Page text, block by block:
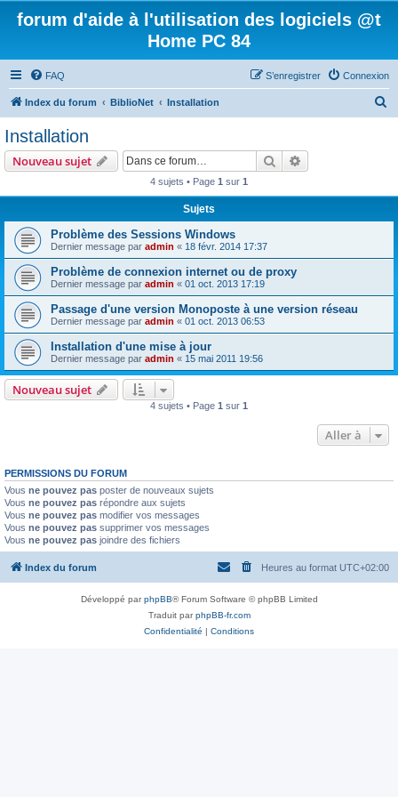
forum d'aide à l'utilisation des logiciels @t
Home PC 84
FAQ Connexion
S’enregistrer
Index du forum BiblioNet Installation
r
Installation
Nouveau sujet Rechercher
4 sujets • Page 1 sur 1
Sujets
Problème des Sessions Windows
Dernier message par admin « 18 févr. 2014 17:37
Problème de connexion internet ou de proxy
Dernier message par admin « 01 oct. 2013 17:19
Passage d'une version Monoposte à une version réseau
Dernier message par admin « 01 oct. 2013 06:53
Installation d'une mise à jour
Dernier message par admin « 15 mai 2011 19:56
Nouveau sujet
4 sujets • Page 1 sur 1
Aller à
PERMISSIONS DU FORUM
Vous ne pouvez pas poster de nouveaux sujets
Vous ne pouvez pas répondre aux sujets
Vous ne pouvez pas modifier vos messages
Vous ne pouvez pas supprimer vos messages
Vous ne pouvez pas joindre des fichiers
Index du forum Heures au format UTC+02:00
Développé parphpBB® Forum Software © phpBB Limited
Traduit parphpBB-fr.com
Confidentialité | Conditions